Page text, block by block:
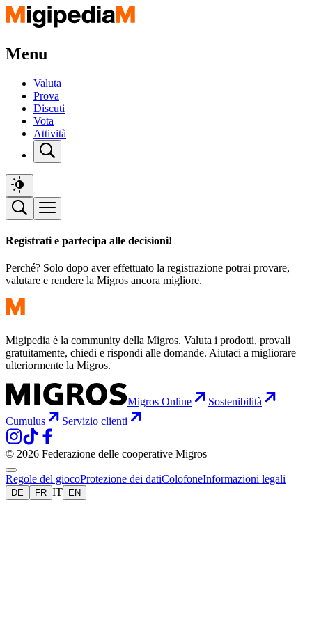
Menu
Valuta
Prova
Discuti
Vota
Attività
Registrati e partecipa alle decisioni!
Perché? Solo dopo aver effettuato la registrazione potrai provare,
valutare e rendere la Migros ancora migliore.
Migipedia è la community della Migros. Valuta i prodotti, provali
gratuitamente, chiedi e rispondi alle domande. Aiutaci a migliorare
ulteriormente la Migros.
Migros Online
Sostenibilità
Cumulus
Servizio clienti
© 2026 Federazione delle cooperative Migros
Regole del giocoProtezione dei datiColofoneInformazioni legali
DE FR IT EN